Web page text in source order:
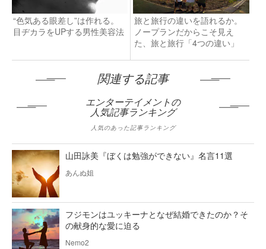
“色気ある眼差し”は作れる。
目ヂカラをUPする男性美容法
旅と旅行の違いを語れるか。
ノープランだからこそ見え
た、旅と旅行「4つの違い」
関連する記事
エンターテイメントの
人気記事ランキング
人気のあった記事ランキング
山田詠美『ぼくは勉強ができない』名言11選
あんぬ姐
フジモンはユッキーナとなぜ結婚できたのか？そ
の献身的な愛に迫る
Nemo2